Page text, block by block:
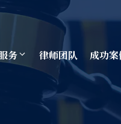
务 律师团队 成功